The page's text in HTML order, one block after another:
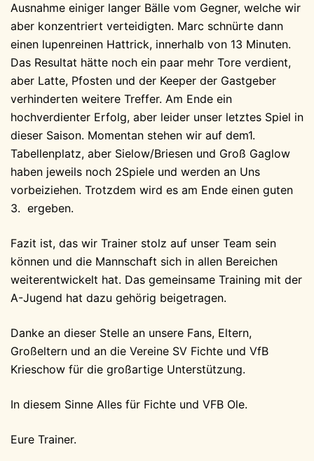
Ausnahme einiger langer Bälle vom Gegner, welche wir
aber konzentriert verteidigten. Marc schnürte dann
einen lupenreinen Hattrick, innerhalb von 13 Minuten.
Das Resultat hätte noch ein paar mehr Tore verdient,
aber Latte, Pfosten und der Keeper der Gastgeber
verhinderten weitere Treffer. Am Ende ein
hochverdienter Erfolg, aber leider unser letztes Spiel in
dieser Saison. Momentan stehen wir auf dem1.
Tabellenplatz, aber Sielow/Briesen und Groß Gaglow
haben jeweils noch 2Spiele und werden an Uns
vorbeiziehen. Trotzdem wird es am Ende einen guten
3. ergeben.
Fazit ist, das wir Trainer stolz auf unser Team sein
können und die Mannschaft sich in allen Bereichen
weiterentwickelt hat. Das gemeinsame Training mit der
A-Jugend hat dazu gehörig beigetragen.
Danke an dieser Stelle an unsere Fans, Eltern,
Großeltern und an die Vereine SV Fichte und VfB
Krieschow für die großartige Unterstützung.
In diesem Sinne Alles für Fichte und VFB Ole.
Eure Trainer.